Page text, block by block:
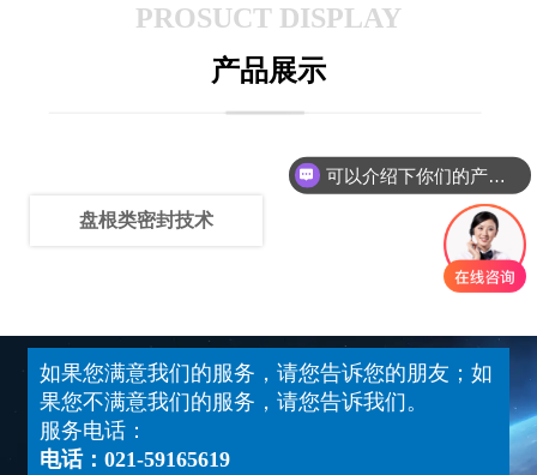
PROSUCT DISPLAY
产品展示
盘根类密封技术
如果您满意我们的服务，请您告诉您的朋友；如
果您不满意我们的服务，请您告诉我们。
服务电话：
电话：021-59165619
可以介绍下你们的产品么